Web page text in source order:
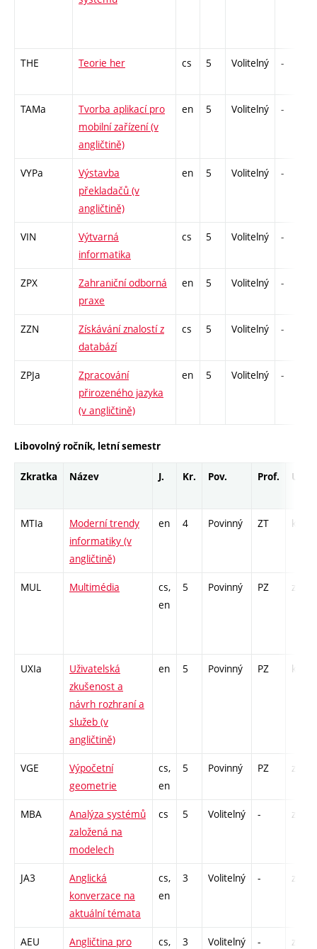
THE Teorie her cs 5 Volitelný -
TAMa
Tvorba aplikací pro
mobilní zařízení (v
angličtině)
en 5 Volitelný -
VYPa
Výstavba
překladačů (v
angličtině)
en 5 Volitelný -
VIN
Výtvarná
informatika
cs 5 Volitelný -
ZPX
Zahraniční odborná
praxe
en 5 Volitelný -
ZZN
Získávání znalostí z
databází
cs 5 Volitelný -
ZPJa
Zpracování
přirozeného jazyka
(v angličtině)
en 5 Volitelný -
Libovolný ročník, letní semestr
Zkratka Název J. Kr. Pov. Prof. Uk.
MTIa
Moderní trendy
informatiky (v
angličtině)
en 4 Povinný ZT kl
MUL Multimédia
cs,
en
5 Povinný PZ zk
UXIa
Uživatelská
zkušenost a
návrh rozhraní a
služeb (v
angličtině)
en 5 Povinný PZ kl
VGE
Výpočetní
geometrie
cs,
en
5 Povinný PZ zk
MBA
Analýza systémů
založená na
modelech
cs 5 Volitelný - zk
JA3
Anglická
konverzace na
aktuální témata
cs,
en
3 Volitelný - zá,zk
AEU
Angličtina pro
cs,
3 Volitelný - zá,zk